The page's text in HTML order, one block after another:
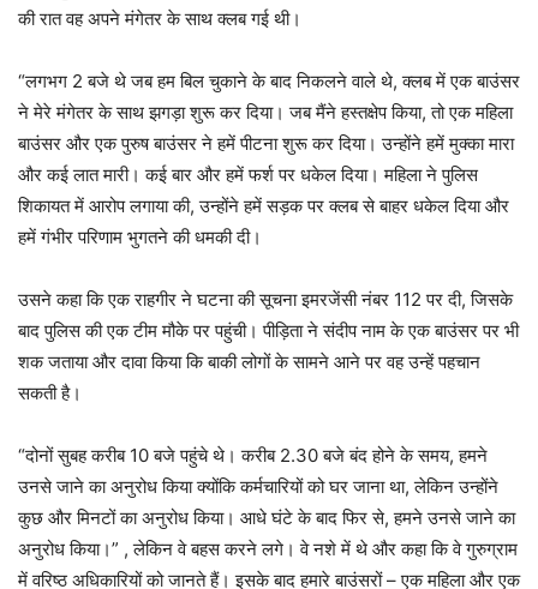
की रात वह अपने मंगेतर के साथ क्लब गई थी।
“लगभग 2 बजे थे जब हम बिल चुकाने के बाद निकलने वाले थे, क्लब में एक बाउंसर
ने मेरे मंगेतर के साथ झगड़ा शुरू कर दिया। जब मैंने हस्तक्षेप किया, तो एक महिला
बाउंसर और एक पुरुष बाउंसर ने हमें पीटना शुरू कर दिया। उन्होंने हमें मुक्का मारा
और कई लात मारी। कई बार और हमें फर्श पर धकेल दिया। महिला ने पुलिस
शिकायत में आरोप लगाया की, उन्होंने हमें सड़क पर क्लब से बाहर धकेल दिया और
हमें गंभीर परिणाम भुगतने की धमकी दी।
उसने कहा कि एक राहगीर ने घटना की सूचना इमरजेंसी नंबर 112 पर दी, जिसके
बाद पुलिस की एक टीम मौके पर पहुंची। पीड़िता ने संदीप नाम के एक बाउंसर पर भी
शक जताया और दावा किया कि बाकी लोगों के सामने आने पर वह उन्हें पहचान
सकती है।
“दोनों सुबह करीब 10 बजे पहुंचे थे। करीब 2.30 बजे बंद होने के समय, हमने
उनसे जाने का अनुरोध किया क्योंकि कर्मचारियों को घर जाना था, लेकिन उन्होंने
कुछ और मिनटों का अनुरोध किया। आधे घंटे के बाद फिर से, हमने उनसे जाने का
अनुरोध किया।” , लेकिन वे बहस करने लगे। वे नशे में थे और कहा कि वे गुरुग्राम
में वरिष्ठ अधिकारियों को जानते हैं। इसके बाद हमारे बाउंसरों – एक महिला और एक